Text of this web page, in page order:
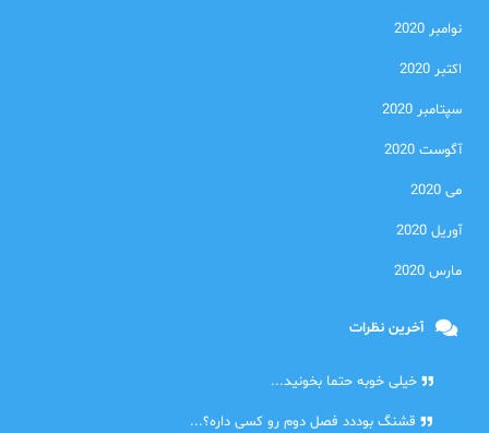
نوامبر 2020
اکتبر 2020
سپتامبر 2020
آگوست 2020
می 2020
آوریل 2020
مارس 2020
آخرین نظرات
خیلی خوبه حتما بخونید...
قشنگ بوددد فصل دوم رو کسی داره؟...